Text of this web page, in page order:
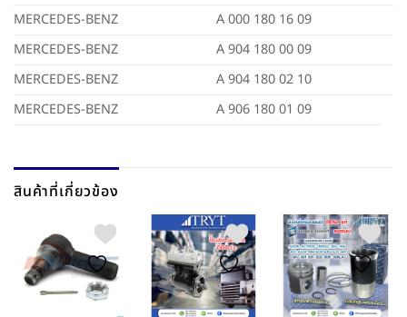
MERCEDES-BENZ
A 000 180 16 09
MERCEDES-BENZ
A 904 180 00 09
MERCEDES-BENZ
A 904 180 02 10
MERCEDES-BENZ
A 906 180 01 09
สินค้าที่เกี่ยวข้อง